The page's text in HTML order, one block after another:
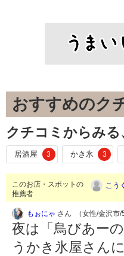
おすすめのク
クチコミからみ
居酒屋 3 かき氷 3
このお店・スポットの
推薦者
こう
もぉにゃ さん （女性/金沢市/
夜は「鳥びあー
うかき氷屋さん